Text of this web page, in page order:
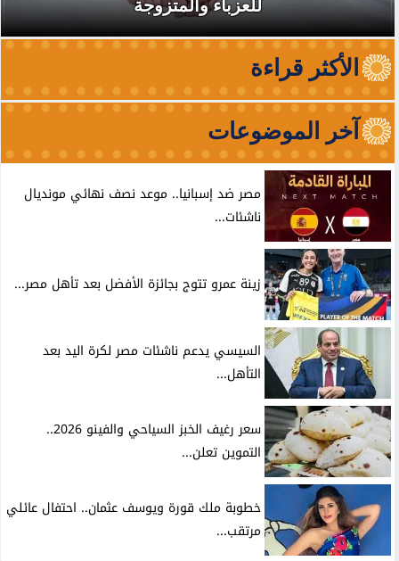
للعزباء والمتزوجة
الأكثر قراءة
آخر الموضوعات
مصر ضد إسبانيا.. موعد نصف نهائي مونديال
ناشئات...
زينة عمرو تتوج بجائزة الأفضل بعد تأهل مصر...
السيسي يدعم ناشئات مصر لكرة اليد بعد
التأهل...
سعر رغيف الخبز السياحي والفينو 2026..
التموين تعلن...
خطوبة ملك قورة ويوسف عثمان.. احتفال عائلي
مرتقب...